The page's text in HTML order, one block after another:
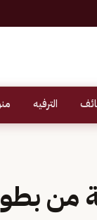
الترفيه
من